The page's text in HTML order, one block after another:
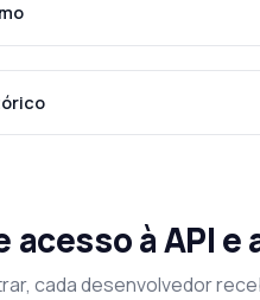
acesso à API
cada desenvolvedor